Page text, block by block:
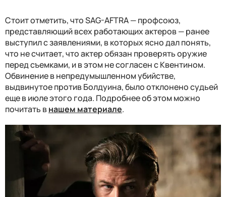
Стоит отметить, что SAG-AFTRA — профсоюз,
представляющий всех работающих актеров — ранее
выступил с заявлениями, в которых ясно дал понять,
что не считает, что актер обязан проверять оружие
перед съемками, и в этом не согласен с Квентином.
Обвинение в непредумышленном убийстве,
выдвинутое против Болдуина, было отклонено судьей
еще в июле этого года. Подробнее об этом можно
почитать внашем материале.